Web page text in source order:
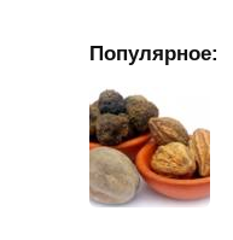
Популярное: